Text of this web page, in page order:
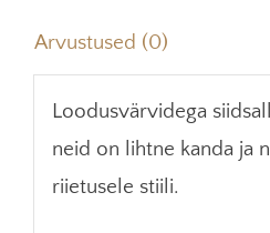
Arvustused (0)
Loodusvärvidega
neid on lihtne kanda ja
riietusele stiili.